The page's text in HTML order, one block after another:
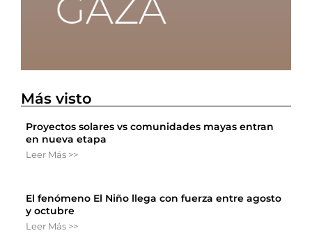
Más visto
Proyectos solares vs comunidades mayas entran
en nueva etapa
Leer Más >>
El fenómeno El Niño llega con fuerza entre agosto
y octubre
Leer Más >>